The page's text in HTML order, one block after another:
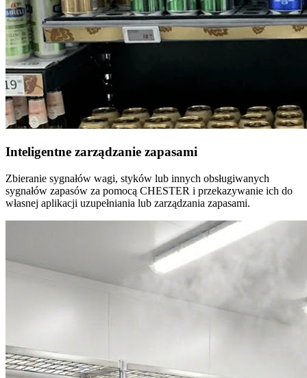
Inteligentne zarządzanie zapasami
Zbieranie sygnałów wagi, styków lub innych obsługiwanych
sygnałów zapasów za pomocą CHESTER i przekazywanie ich do
własnej aplikacji uzupełniania lub zarządzania zapasami.